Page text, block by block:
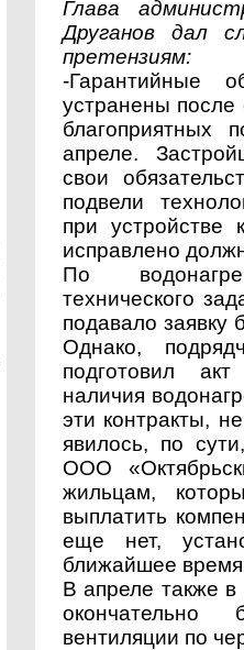
Глава
Друганов дал
претензиям: ­
-Гарантийные
устранены после
благоприятных
апреле.
свои
подвели
при устройстве
исправлено
По
технического
подавало заявку
Однако,
подготовил
наличия
эти контракты,
явилось, по
ООО
жильцам,
выплатить
еще нет,
ближайшее
В апреле также в
окончательно
вентиляции по